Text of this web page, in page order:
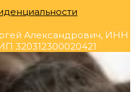
Александрович, ИНН
320312300020421